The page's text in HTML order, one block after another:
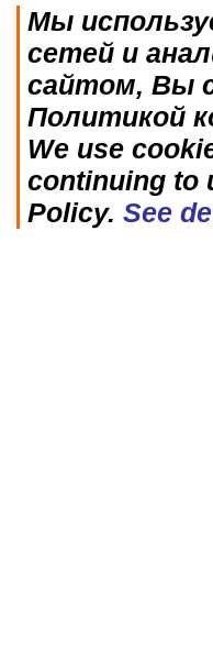
Мы
сетей и
сайтом, Вы
Политикой
We use
continuing to
Policy. See